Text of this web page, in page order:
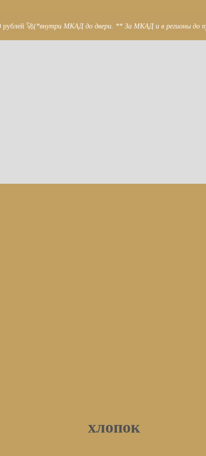
рублей 🚀(*внутри МКАД до двери. ** За МКАД и в регионы до
хлопок